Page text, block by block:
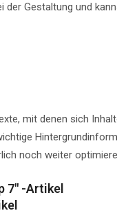
Gestaltung und
mit denen sich
noch weiter
7" -Artikel